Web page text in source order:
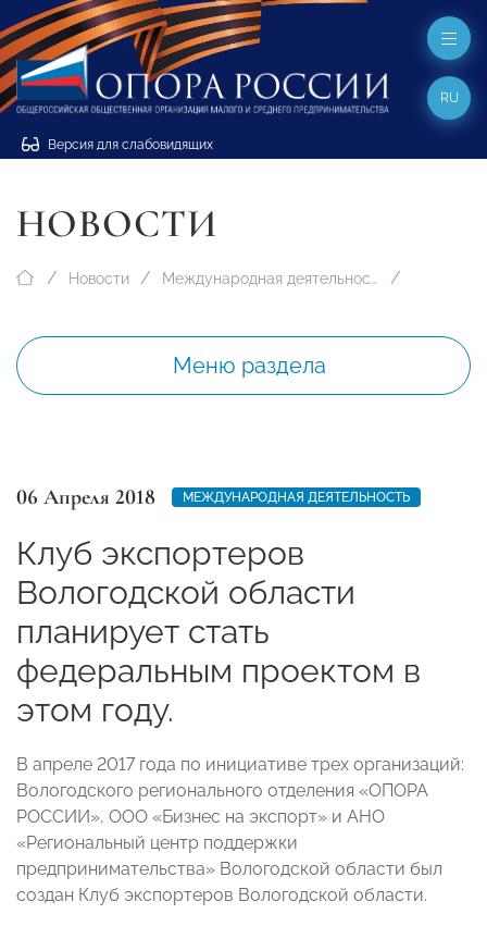
Версия для слабовидящих
RU
НОВОСТИ
Новости Международная деятельность
Меню раздела
06 Апреля 2018 МЕЖДУНАРОДНАЯ ДЕЯТЕЛЬНОСТЬ
Клуб экспортеров
Вологодской области
планирует стать
федеральным проектом в
этом году.
В апреле 2017 года по инициативе трех организаций:
Вологодского регионального отделения «ОПОРА
РОССИИ», ООО «Бизнес на экспорт» и АНО
«Региональный центр поддержки
предпринимательства» Вологодской области был
создан Клуб экспортеров Вологодской области.